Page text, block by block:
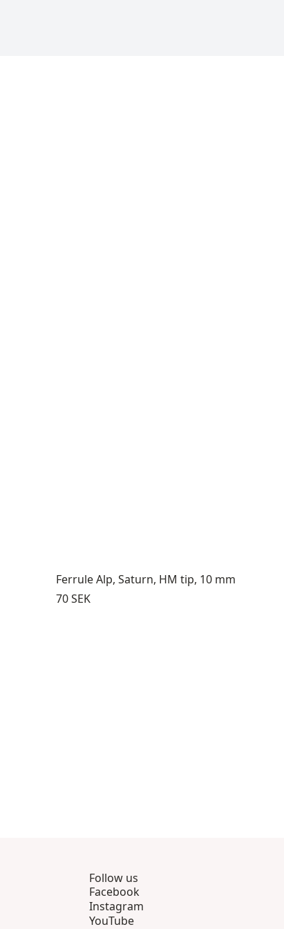
Ferrule Alp, Saturn, HM tip, 10 mm
Pris:
70 SEK
Follow us
Facebook
Instagram
YouTube